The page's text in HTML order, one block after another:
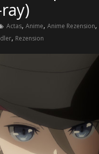
Actas, Anime, Anime Rezension,
, Rezension